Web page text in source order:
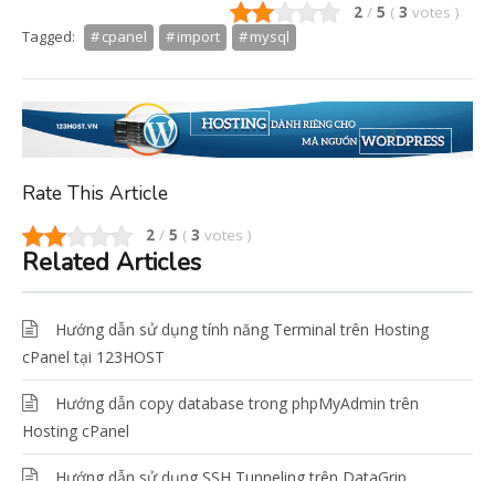
2 / 5 ( 3 votes )
Tagged:
cpanel import mysql
Rate This Article
2 / 5 ( 3 votes )
Related Articles
Hướng dẫn sử dụng tính năng Terminal trên Hosting
cPanel tại 123HOST
Hướng dẫn copy database trong phpMyAdmin trên
Hosting cPanel
Hướng dẫn sử dụng SSH Tunneling trên DataGrip